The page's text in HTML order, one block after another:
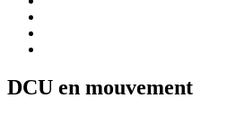
DCU en mouvement